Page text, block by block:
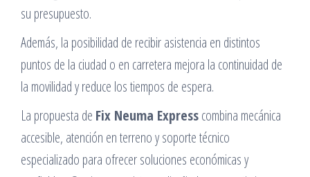
su presupuesto.
Además, la posibilidad de recibir asistencia en distintos
puntos de la ciudad o en carretera mejora la continuidad de
la movilidad y reduce los tiempos de espera.
La propuesta de Fix Neuma Expresscombina mecánica
accesible, atención en terreno y soporte técnico
especializado para ofrecer soluciones económicas y